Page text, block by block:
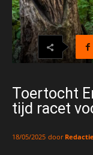
Toertocht
tijd racet
18/05/2025 door Redactie